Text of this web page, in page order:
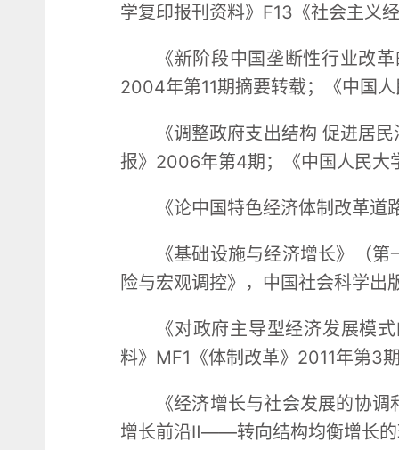
学复印报刊资料》F13《社会主义
《新阶段中国垄断性行业改
2004年第11期摘要转载；《中国
《调整政府支出结构 促进居
报》2006年第4期；《中国人民大
《论中国特色经济体制改革
《基础设施与经济增长》（
险与宏观调控》，中国社会科学
《对政府主导型经济发展模
料》MF1《体制改革》2011年第3
《经济增长与社会发展的协
增长前沿Ⅱ——转向结构均衡增长的